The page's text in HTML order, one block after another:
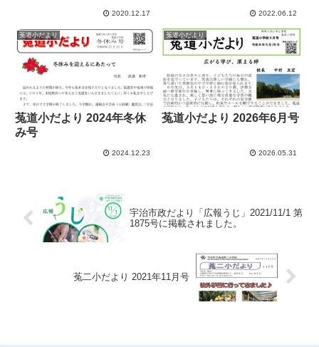
2020.12.17 2022.06.12
菟道小だより
菟道小だより 2024年冬休
み号
2024.12.23
菟道小だより
菟道小だより 2026年6月号
2026.05.31
宇治市政だより「広報うじ」2021/11/1 第
1875号に掲載されました。
菟二小だより 2021年11月号